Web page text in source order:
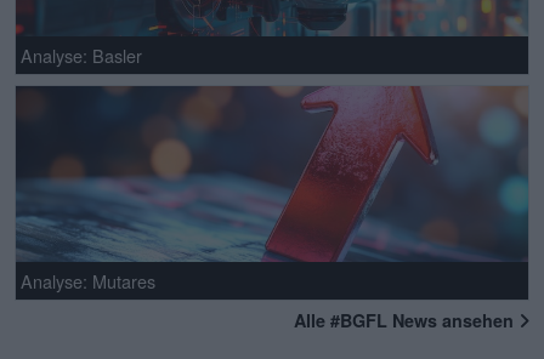
Analyse: Basler
Analyse: Mutares
Alle #BGFL News ansehen